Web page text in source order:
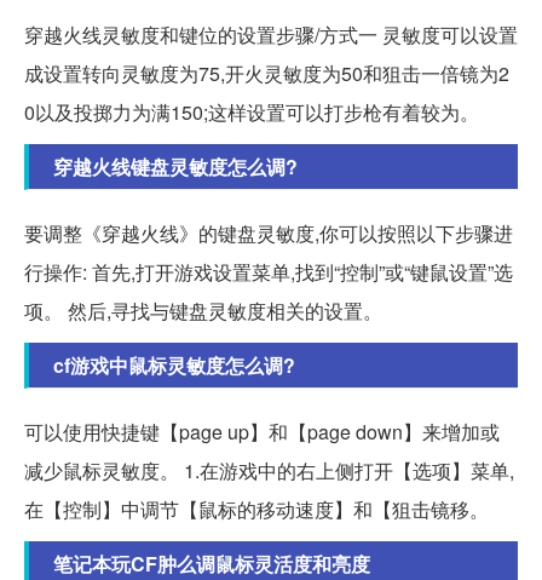
穿越火线灵敏度和键位的设置步骤/方式一 灵敏度可以设置
成设置转向灵敏度为75,开火灵敏度为50和狙击一倍镜为2
0以及投掷力为满150;这样设置可以打步枪有着较为。
穿越火线键盘灵敏度怎么调?
要调整《穿越火线》的键盘灵敏度,你可以按照以下步骤进
行操作: 首先,打开游戏设置菜单,找到“控制”或“键鼠设置”选
项。 然后,寻找与键盘灵敏度相关的设置。
cf游戏中鼠标灵敏度怎么调?
可以使用快捷键【page up】和【page down】来增加或
减少鼠标灵敏度。 1.在游戏中的右上侧打开【选项】菜单,
在【控制】中调节【鼠标的移动速度】和【狙击镜移。
笔记本玩CF肿么调鼠标灵活度和亮度